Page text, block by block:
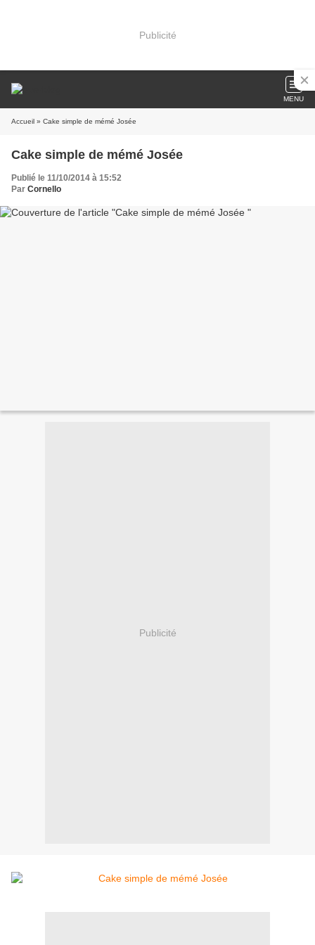
Publicité
MENU
Accueil » Cake simple de mémé Josée
Cake simple de mémé Josée
Publié le 11/10/2014 à 15:52
Par Cornello
Publicité